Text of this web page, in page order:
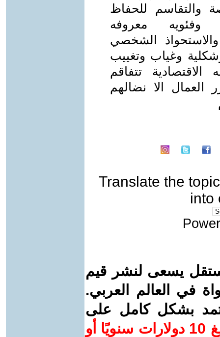
والتقاسم للحفاظ
معروفه
الشخصي
وغياب وتغييب
الاقتصادية تتفاقم
العمال الا نضالهم
Translate the topic
into
يسعى لنشر قيم
في العالم العربي.
بشكل كامل على
ساهم/ي معنا! بدعمكم بمبلغ 10 دولارات سنويًا أو